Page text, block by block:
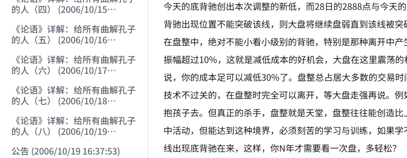
的人（四） (2006/10/15
《论语》详解：给所有曲解孔子
的人（五） (2006/10/16
《论语》详解：给所有曲解孔子
的人（六） (2006/10/17
《论语》详解：给所有曲解孔子
的人（七） (2006/10/18
《论语》详解：给所有曲解孔子
的人（八） (2006/10/19
公告 (2006/10/19 16:37:53)
今天的底背驰创出本次调整的新低，而28日的2888点与今天
背驰出现位置不能突破该线，则大盘将继续盘弱直到该线被突
在盘整中，绝对不能小看小级别的背驰，特别是那种离开中
振幅超过10%，这就是减低成本的好机会，大盘在这里震荡
说，你的成本足可以减低30%了。盘整总占居大多数的交易
技术不过关的，在盘整时完全可以离开，等大盘走强再说。
抱孩子去。但真正的杀手，盘整就是天堂，盘整往往能创造
中活动，但能达到这种境界，必须刻苦的学习与训练，如果
线出现底背驰在来，这样，你N年才需要看一次盘，多轻松？